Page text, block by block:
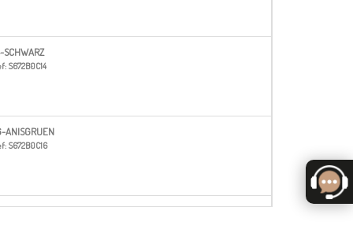
SCHWARZ
S672B0C14
ANISGRUEN
S672B0C16
MARINEBLAU